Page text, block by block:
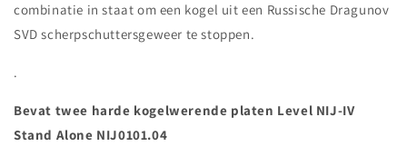
combinatie in staat om een kogel uit een Russische Dragunov
SVD scherpschuttersgeweer te stoppen.
.
Bevat twee harde kogelwerende platen Level NIJ-IV
Stand Alone NIJ0101.04